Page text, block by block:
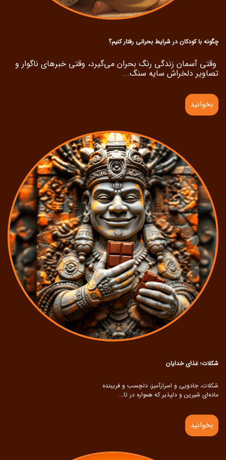
چگونه با کودکان در شرایط بحرانی رفتار کنیم؟
وقتی آسمان زندگی رنگ بحران می‌گیرد، وقتی خبرهای ناگوار و
تصاویر دلخراش سایه سنگ...
بخوانید
شکلات؛ غذای خدایان
شکلات، جادویی و اسرارآمیز، دلچسب و فریبنده
ماده‌ای شیرین و دلپذیر که همواره در تا...
بخوانید